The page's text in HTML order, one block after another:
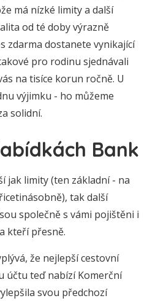
má nízké limity a další
od té doby výrazně
zdarma dostanete vynikající
pro rodinu sjednávali
na tisíce korun ročně. U
výjimku - ho můžeme
solidní.
Bank
jak limity (ten základní - na
tak další
společně s vámi pojištěni i
kteří přesně.
že nejlepší cestovní
účtu teď nabízí Komerční
svou předchozí